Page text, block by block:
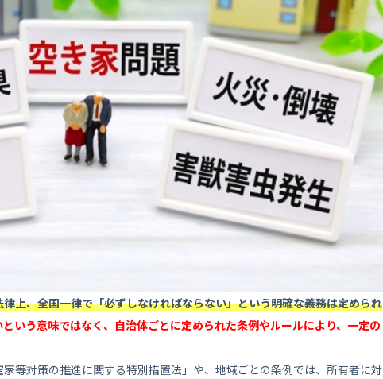
者に依頼するときの費用相場
場合
く依頼する3つのコツ
け作業しておく
比較する
期的に依頼して綺麗な状態をキープ！
上、全国一律で「必ずしなければならない」という明確な義務は定められ
いう意味ではなく、自治体ごとに定められた条例やルールにより、一定の
等対策の推進に関する特別措置法」や、地域ごとの条例では、所有者に対